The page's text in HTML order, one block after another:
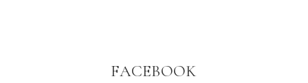
FACEBOOK